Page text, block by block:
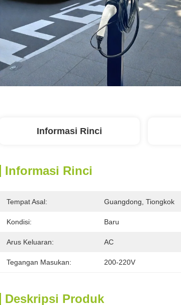
Informasi Rinci
Informasi Rinci
Tempat Asal: Guangdong, Tiongkok
Kondisi: Baru
Arus Keluaran: AC
Tegangan Masukan: 200-220V
Deskripsi Produk